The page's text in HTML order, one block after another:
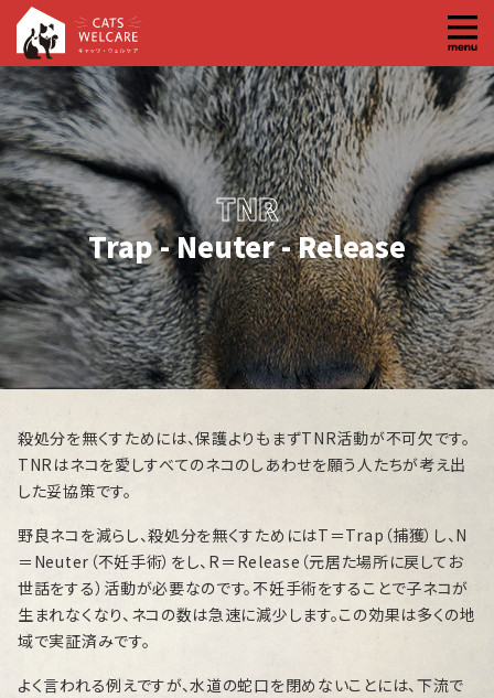
コ
ン
テ
ン
ツ
へ
ス
キ
ッ
プ
TNR
Trap - Neuter - Release
殺処分を無くすためには、保護よりもまずTNR活動が不可欠です。
TNRはネコを愛しすべてのネコのしあわせを願う人たちが考え出
した妥協策です。
野良ネコを減らし、殺処分を無くすためにはT＝Trap（捕獲）し、N
＝Neuter（不妊手術）をし、R＝Release（元居た場所に戻してお
世話をする）活動が必要なのです。不妊手術をすることで子ネコが
生まれなくなり、ネコの数は急速に減少します。この効果は多くの地
域で実証済みです。
よく言われる例えですが、水道の蛇口を閉めないことには、下流で